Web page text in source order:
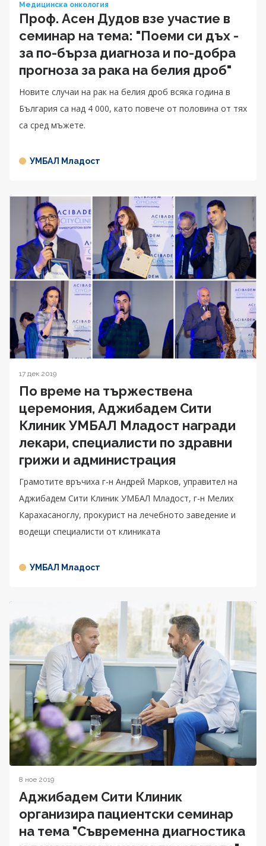
Медицинска онкология
Проф. Асен Дудов взе участие в
семинар на тема: "Поеми си дъх -
за по-бърза диагноза и по-добра
прогноза за рака на белия дроб"
Новите случаи на рак на белия дроб всяка година в
България са над 4 000, като повече от половина от тях
са сред мъжете.
УМБАЛ Младост
17 дек 2019
По време на тържествена
церемония, Аджибадем Сити
Клиник УМБАЛ Младост награди
лекари, специалисти по здравни
грижи и администрация
Грамотите връчиха г-н Андрей Марков, управител на
Аджибадем Сити Клиник УМБАЛ Младост, г-н Мелих
Карахасаноглу, прокурист на лечебното заведение и
водещи специалисти от клиниката
УМБАЛ Младост
8 ное 2019
Аджибадем Сити Клиник
организира пациентски семинар
на тема "Съвременна диагностика